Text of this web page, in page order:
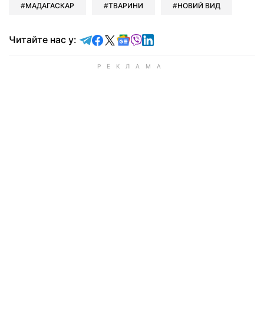
МАДАГАСКАР ТВАРИНИ НОВИЙ ВИД
Читайте нас у: Читайте у Telegram
Читайте у Facebook
Читайте у X
Читайте у Google news
Читайте у Viber
Читайте у LinkedIn